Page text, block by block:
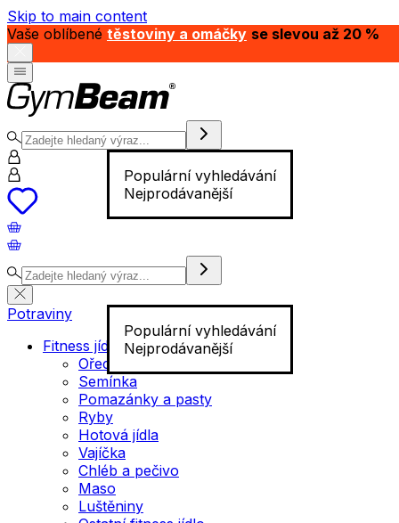
Skip to main content
Vaše oblíbené těstoviny a omáčky se slevou až 20 %
Populární vyhledávání
Nejprodávanější
Populární vyhledávání
Nejprodávanější
Potraviny
Fitness jídlo
Ořechy
Semínka
Pomazánky a pasty
Ryby
Hotová jídla
Vajíčka
Chléb a pečivo
Maso
Luštěniny